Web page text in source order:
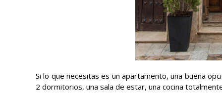
Si lo que necesitas es un apartamento, una buena
2 dormitorios, una sala de estar, una cocina